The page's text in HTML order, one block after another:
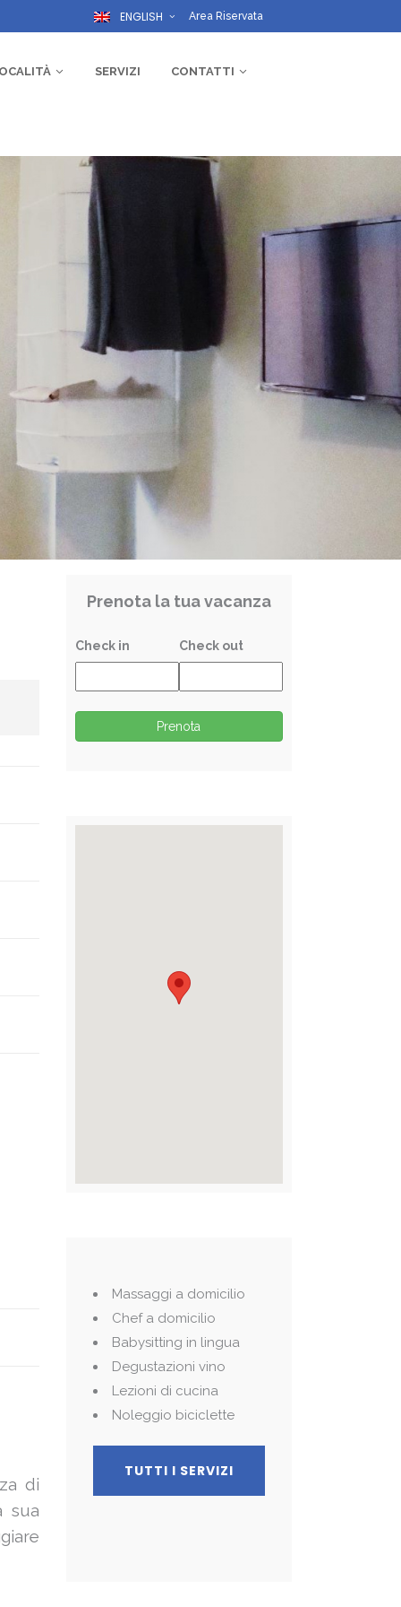
ENGLISH Area Riservata
SERVIZI CONTATTI
di
sua
Prenota la tua vacanza
Check in Check out
Prenota
Massaggi a domicilio
Chef a domicilio
Babysitting in lingua
Degustazioni vino
Lezioni di cucina
Noleggio biciclette
TUTTI I SERVIZI